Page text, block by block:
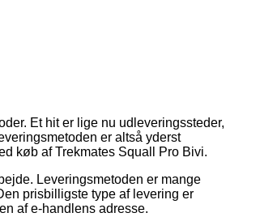
Et hit er lige nu udleveringssteder,
er altså yderst
køb af Trekmates Squall Pro Bivi.
Leveringsmetoden er mange
prisbilligste type af levering er
af e-handlens adresse.